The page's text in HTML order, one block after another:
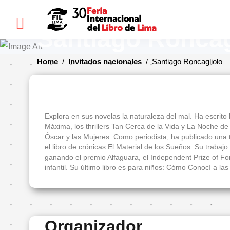
×
Historia
Ediciones
anteriores
llegar
Preguntas
frecuentes
Santiago
Home / Invitados nacionales / Santiago Roncagliolo
Explora en sus novelas la naturaleza del mal. Ha
Máxima, los thrillers Tan Cerca de la Vida y La Noche
Óscar y las Mujeres. Como periodista, ha publicado
el libro de crónicas El Material de los Sueños. Su
ganando el premio Alfaguara, el Independent Prize of
infantil. Su último libro es para niños: Cómo Conocí a las
Organizador